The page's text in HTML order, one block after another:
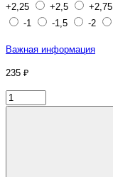
+2,25
+2,5 +2,75
-1
-1,5 -2
Важная информация
235 ₽